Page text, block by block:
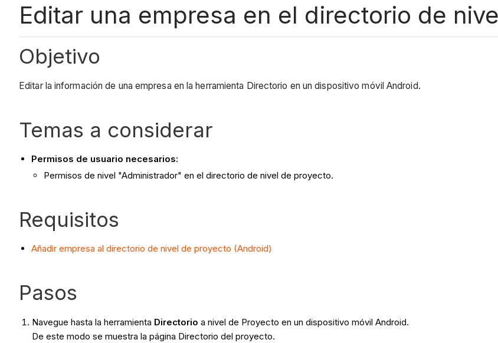
Editar una empresa en el directorio de
Objetivo
Editar la información de una empresa en la herramienta Directorio en un dispositivo móvil Android.
Temas a considerar
Permisos de usuario necesarios:
Permisos de nivel "Administrador" en el directorio de nivel de proyecto.
Requisitos
Añadir empresa al directorio de nivel de proyecto (Android)
Pasos
Navegue hasta la herramienta Directorio a nivel de Proyecto en un dispositivo móvil Android.
De este modo se muestra la página Directorio del proyecto.